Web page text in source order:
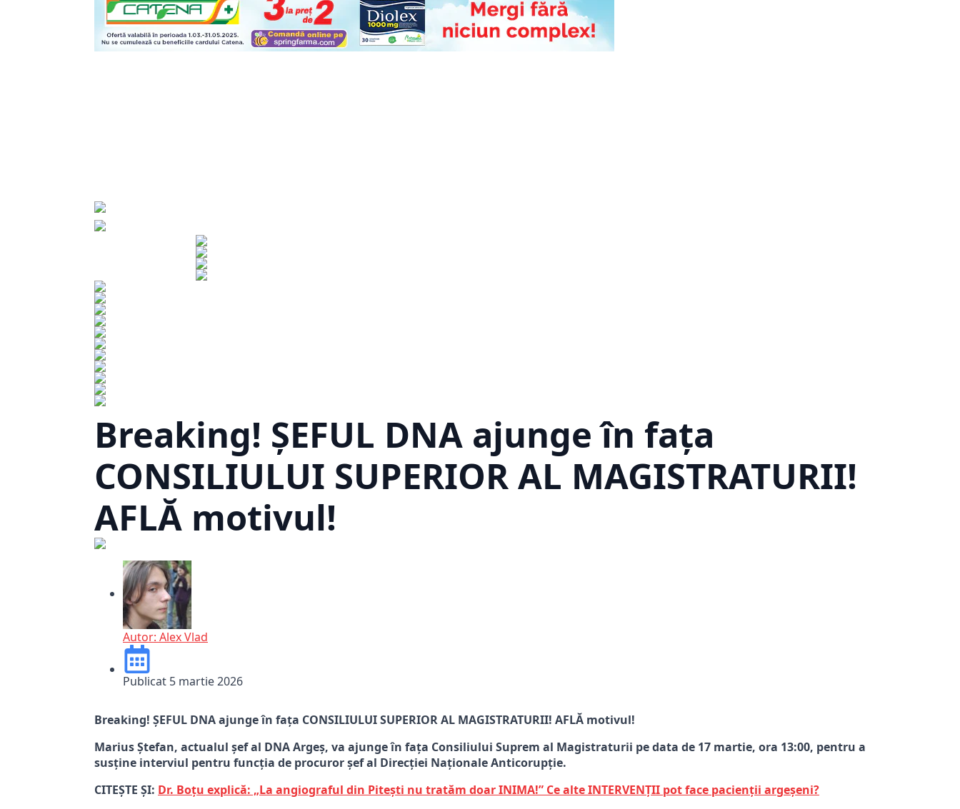
Breaking! ȘEFUL DNA ajunge în fața
CONSILIULUI SUPERIOR AL MAGISTRATURII!
AFLĂ motivul!
Autor: Alex Vlad
Publicat 5 martie 2026
Breaking! ȘEFUL DNA ajunge în fața CONSILIULUI SUPERIOR AL MAGISTRATURII! AFLĂ motivul!
Marius Ștefan, actualul șef al DNA Argeș, va ajunge în fața Consiliului Suprem al Magistraturii pe data de 17 martie, ora 13:00, pentru a
susține interviul pentru funcția de procuror șef al Direcției Naționale Anticorupție.
CITEȘTE ȘI: Dr. Boțu explică: „La angiograful din Pitești nu tratăm doar INIMA!” Ce alte INTERVENȚII pot face pacienții argeșeni?